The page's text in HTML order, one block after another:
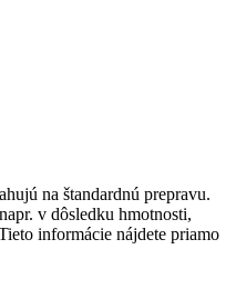
na štandardnú prepravu.
v dôsledku hmotnosti,
informácie nájdete priamo